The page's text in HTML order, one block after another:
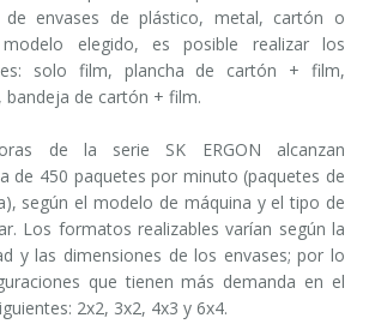
envases de plástico, metal, cartón o
elegido, es posible realizar los
solo film, plancha de cartón + film,
de cartón + film.
de la serie SK ERGON alcanzan
de 450 paquetes por minuto (paquetes de
según el modelo de máquina y el tipo de
Los formatos realizables varían según la
y las dimensiones de los envases; por lo
que tienen más demanda en el
2x2, 3x2, 4x3 y 6x4.